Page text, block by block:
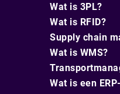
Wat is 3PL?
Wat is RFID?
Supply chain
Wat is WMS?
Wat is een